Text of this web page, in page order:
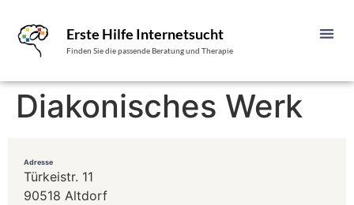
Erste Hilfe Internetsucht
Finden Sie die passende Beratung und Therapie
Diakonisches Werk
Adresse
Türkeistr. 11
90518 Altdorf